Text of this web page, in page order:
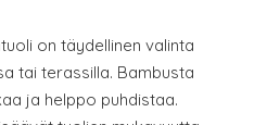
on täydellinen valinta
tai terassilla. Bambusta
ja helppo puhdistaa.